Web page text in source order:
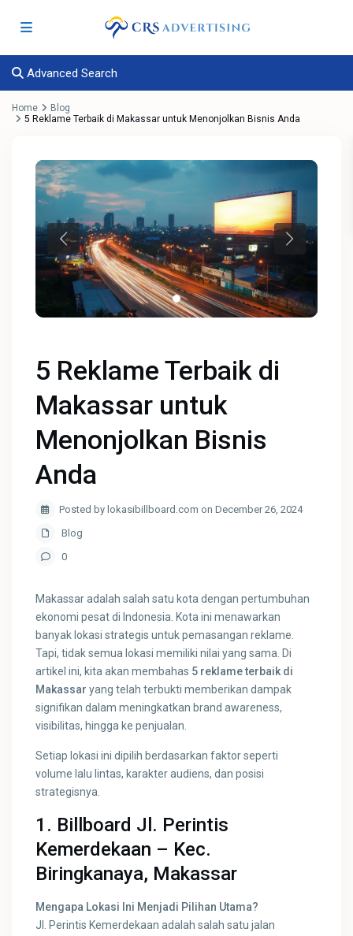
Advanced Search
Home
Blog
5 Reklame Terbaik di Makassar untuk Menonjolkan Bisnis Anda
5 Reklame Terbaik di
Makassar untuk
Menonjolkan Bisnis
Anda
Posted by lokasibillboard.com on December 26, 2024
Blog
0
Makassar adalah salah satu kota dengan pertumbuhan
ekonomi pesat di Indonesia. Kota ini menawarkan
banyak lokasi strategis untuk pemasangan reklame.
Tapi, tidak semua lokasi memiliki nilai yang sama. Di
artikel ini, kita akan membahas 5 reklame terbaik di
Makassar yang telah terbukti memberikan dampak
signifikan dalam meningkatkan brand awareness,
visibilitas, hingga ke penjualan.
Setiap lokasi ini dipilih berdasarkan faktor seperti
volume lalu lintas, karakter audiens, dan posisi
strategisnya.
1. Billboard Jl. Perintis
Kemerdekaan – Kec.
Biringkanaya, Makassar
Mengapa Lokasi Ini Menjadi Pilihan Utama?
Jl. Perintis Kemerdekaan adalah salah satu jalan